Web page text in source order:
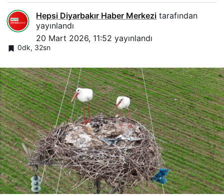
Hepsi Diyarbakır Haber Merkezi tarafından
yayınlandı
20 Mart 2026, 11:52 yayınlandı
0dk, 32sn
Sorunları Çözüm
Bekliyor